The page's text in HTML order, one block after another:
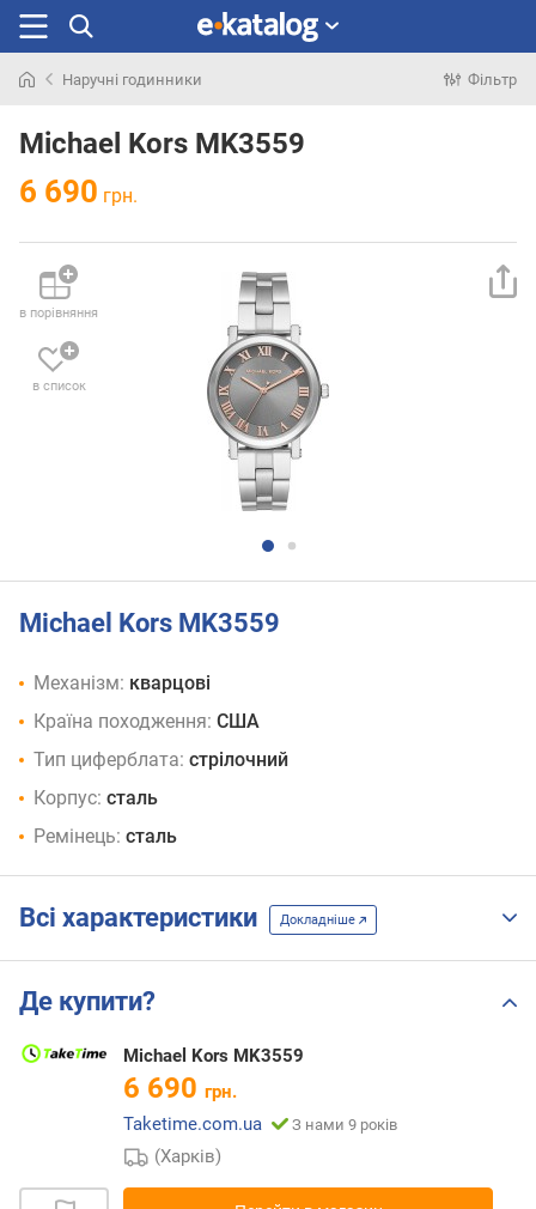
раніше
Наручні годинники Фільтр
Michael Kors MK3559
6 690 грн.
в порівняння
в список
Michael Kors MK3559
Механізм: кварцові
Країна походження: США
Тип циферблата: стрілочний
Корпус: сталь
Ремінець: сталь
Всі характеристики Докладніше
Де купити?
Michael Kors MK3559
6 690 грн.
Taketime.com.ua
З нами 9 років
(Харків)